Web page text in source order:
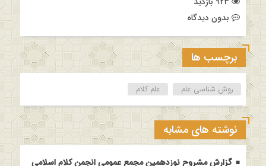
بدون دیدگاه
برچسب ها
روش شناسی علم علم کلام
نوشته های مشابه
گزارش مشروح نوزدهمین مجمع عمومی انجمن کلام اسلامی